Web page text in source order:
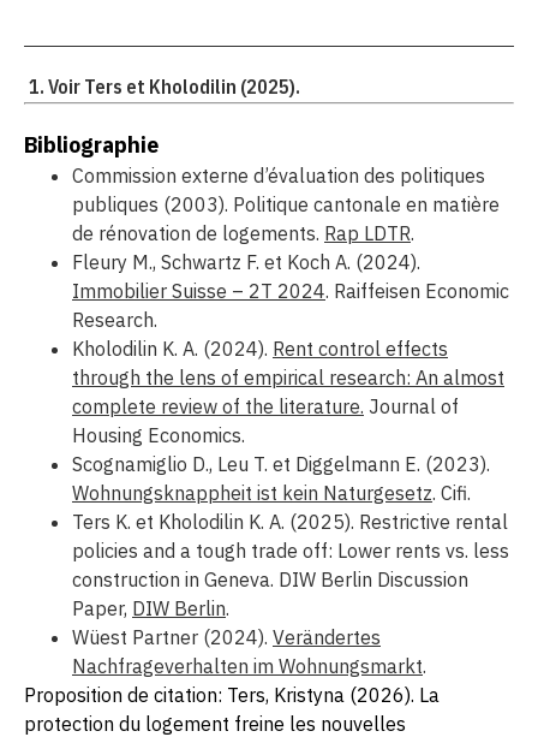
Voir Ters et Kholodilin (2025).
Bibliographie
Commission externe d’évaluation des politiques
publiques (2003). Politique cantonale en matière
de rénovation de logements. Rap LDTR.
Fleury M., Schwartz F. et Koch A. (2024).
Immobilier Suisse – 2T 2024. Raiffeisen Economic
Research.
Kholodilin K. A. (2024). Rent control effects
through the lens of empirical research: An almost
complete review of the literature. Journal of
Housing Economics.
Scognamiglio D., Leu T. et Diggelmann E. (2023).
Wohnungsknappheit ist kein Naturgesetz. Cifi.
Ters K. et Kholodilin K. A. (2025). Restrictive rental
policies and a tough trade off: Lower rents vs. less
construction in Geneva. DIW Berlin Discussion
Paper, DIW Berlin.
Wüest Partner (2024). Verändertes
Nachfrageverhalten im Wohnungsmarkt.
Proposition de citation: Ters, Kristyna (2026). La
protection du logement freine les nouvelles